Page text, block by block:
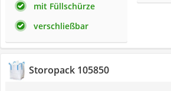
mit Füllschürze
verschließbar
Storopack 105850